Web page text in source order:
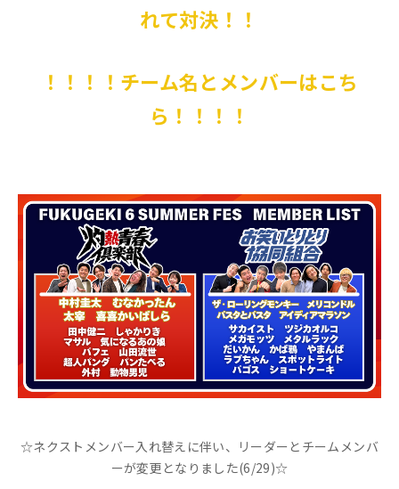
れて対決！！
！！！！チーム名とメンバーはこち
ら！！！！
☆ネクストメンバー入れ替えに伴い、リーダーとチームメンバ
ーが変更となりました(6/29)☆